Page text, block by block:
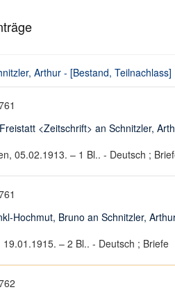
Arthur - [Bestand, Teilnachlass]
<Zeitschrift> an Schnitzler,
05.02.1913. – 1 Bl.. - Deutsch ;
Hochmut, Bruno an Schnitzler,
19.01.1915. – 2 Bl.. - Deutsch ; Briefe